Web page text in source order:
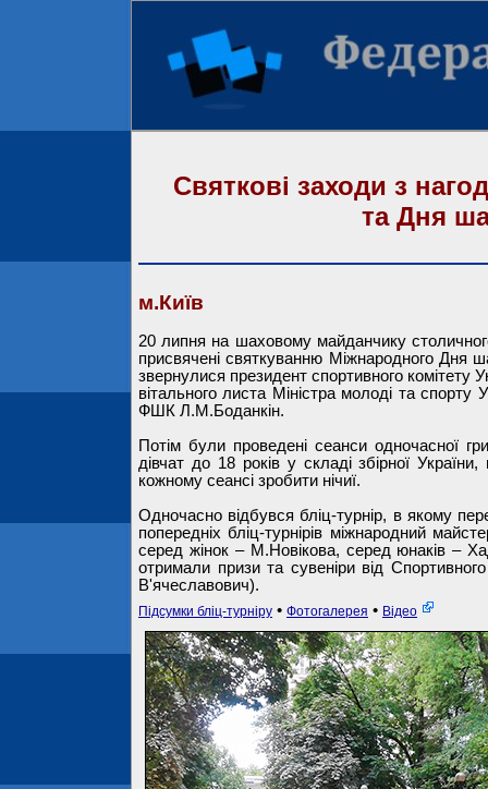
Святкові заходи з
та Дня
м.Київ
20 липня на шаховому майданчику
присвячені святкуванню Міжнародного Дня
звернулися президент спортивного
вітального листа Міністра молоді та
ФШК Л.М.Боданкін.
Потім були проведені сеанси одночасної
дівчат до 18 років у складі збірної
кожному сеансі зробити нічиї.
Одночасно відбувся бліц-турнір, в якому
попередніх бліц-турнірів міжнародний
серед жінок – М.Новікова, серед юнаків –
отримали призи та сувеніри від
В'ячеславович).
Підсумки бліц-турніру • Фотогалерея • Відео